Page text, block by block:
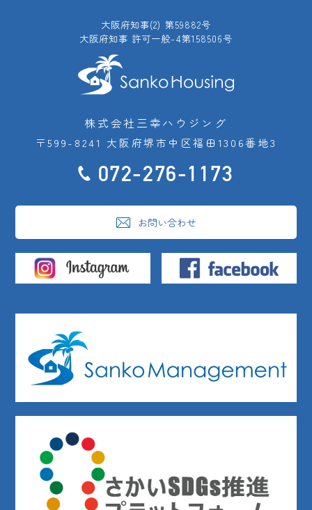
大阪府知事(2) 第59882号
大阪府知事 許可一般-4第158506号
株式会社三幸ハウジング
〒599-8241 大阪府堺市中区福田1306番地3
072-276-1173
お問い合わせ